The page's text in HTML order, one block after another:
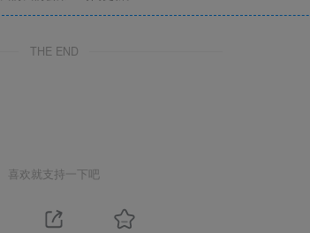
THE END
喜欢就支持一下吧